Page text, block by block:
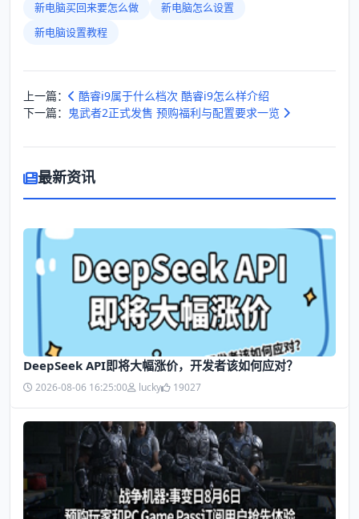
新电脑买回来要怎么做
新电脑怎么设置
新电脑设置教程
上一篇：
酷睿i9属于什么档次 酷睿i9怎么样介绍
下一篇： 鬼武者2正式发售 预购福利与配置要求一览
最新资讯
DeepSeek API即将大幅涨价，开发者该如何应对？
2026-08-06 16:25:00 lucky 19027